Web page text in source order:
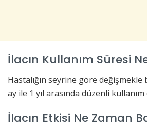
İlacın Kullanım Süresi
Hastalığın seyrine göre
ay ile 1 yıl arasında düzenli
İlacın Etkisi Ne Zaman